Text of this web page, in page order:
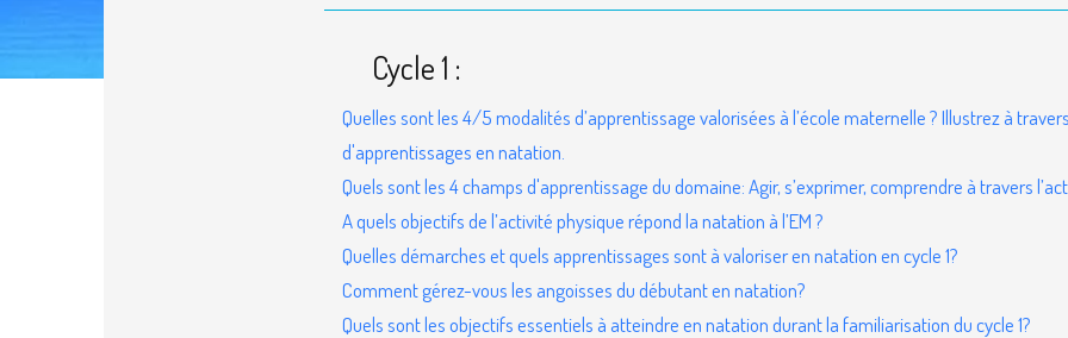
Cycle 1 :
Quelles sont les 4/5 modalités d’apprentissage valorisées à l’école maternelle ? Illustrez à
d'apprentissages en natation.
Quels sont les 4 champs d'apprentissage du domaine: Agir, s’exprimer, comprendre à travers
A quels objectifs de l’activité physique répond la natation à l’EM ?
Quelles démarches et quels apprentissages sont à valoriser en natation en cycle 1?
Comment gérez-vous les angoisses du débutant en natation?
Quels sont les objectifs essentiels à atteindre en natation durant la familiarisation du cycle 1?